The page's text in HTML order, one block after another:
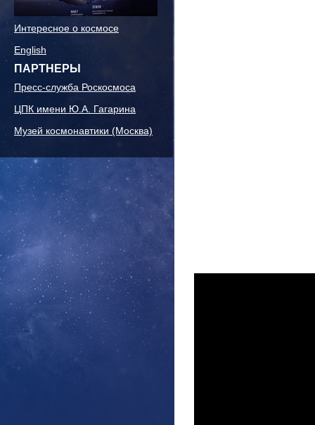
Интересное о космосе
English
ПАРТНЕРЫ
Пресс-служба Роскосмоса
ЦПК имени Ю.А. Гагарина
Музей космонавтики (Москва)